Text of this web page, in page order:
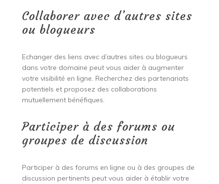
Collaborer avec d’autres sites
ou blogueurs
Echanger des liens avec d’autres sites ou blogueurs
dans votre domaine peut vous aider à augmenter
votre visibilité en ligne. Recherchez des partenariats
potentiels et proposez des collaborations
mutuellement bénéfiques.
Participer à des forums ou
groupes de discussion
Participer à des forums en ligne ou à des groupes de
discussion pertinents peut vous aider à établir votre